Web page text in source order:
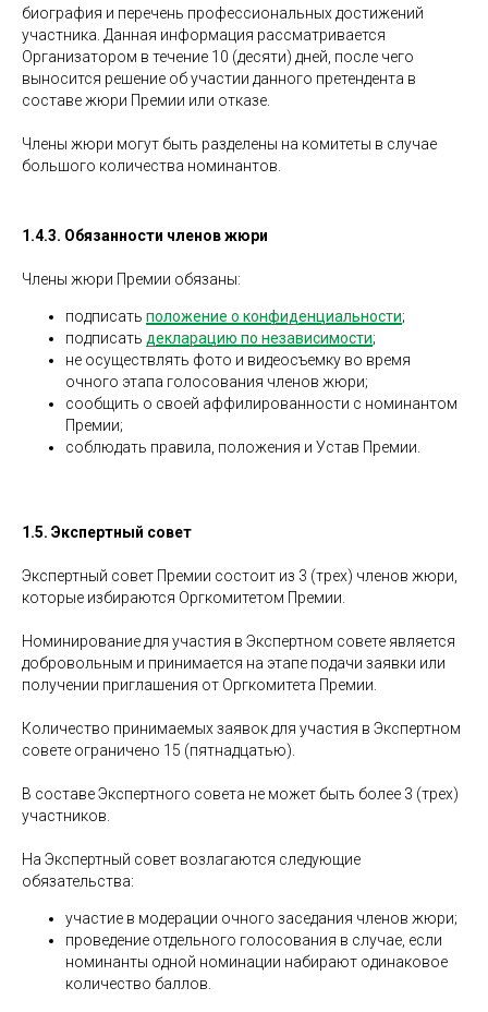
биография и перечень профессиональных достижений
участника. Данная информация рассматривается
Организатором в течение 10 (десяти) дней, после чего
выносится решение об участии данного претендента в
составе жюри Премии или отказе.
Члены жюри могут быть разделены на комитеты в случае
большого количества номинантов.
1.4.3. Обязанности членов жюри
Члены жюри Премии обязаны:
подписать положение о конфиденциальности;
подписать декларацию по независимости;
не осуществлять фото и видеосъемку во время
очного этапа голосования членов жюри;
сообщить о своей аффилированности с номинантом
Премии;
соблюдать правила, положения и Устав Премии.
1.5. Экспертный совет
Экспертный совет Премии состоит из 3 (трех) членов жюри,
которые избираются Оргкомитетом Премии.
Номинирование для участия в Экспертном совете является
добровольным и принимается на этапе подачи заявки или
получении приглашения от Оргкомитета Премии.
Количество принимаемых заявок для участия в Экспертном
совете ограничено 15 (пятнадцатью).
В составе Экспертного совета не может быть более 3 (трех)
участников.
На Экспертный совет возлагаются следующие
обязательства:
участие в модерации очного заседания членов жюри;
проведение отдельного голосования в случае, если
номинанты одной номинации набирают одинаковое
количество баллов.